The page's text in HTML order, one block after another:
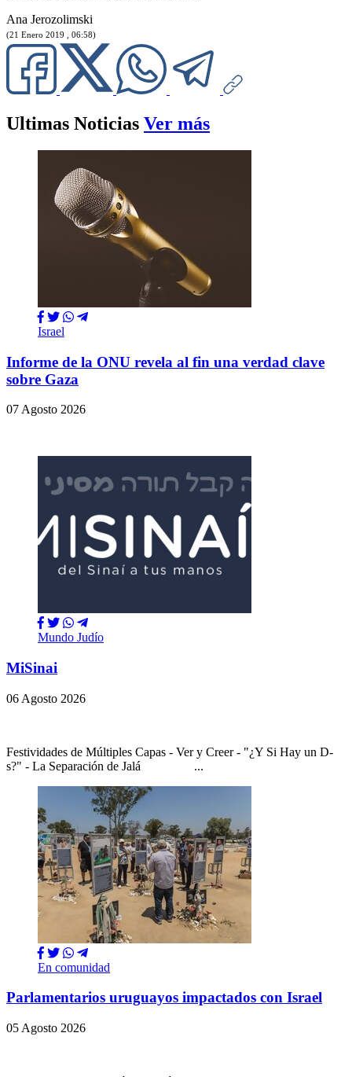
Ana Jerozolimski
(21 Enero 2019 , 06:58)
Ultimas Noticias Ver más
Israel
Informe de la ONU revela al fin una verdad clave
sobre Gaza
07 Agosto 2026
Mundo Judío
MiSinai
06 Agosto 2026
Festividades de Múltiples Capas - Ver y Creer - "¿Y Si Hay un D-
s?" - La Separación de Jalá ...
En comunidad
Parlamentarios uruguayos impactados con Israel
05 Agosto 2026